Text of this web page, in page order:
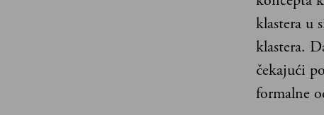
klastera u
klastera.
čekajući
formalne